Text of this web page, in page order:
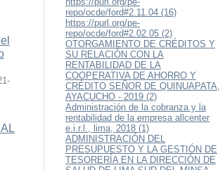
repo/ocde/ford#2.11.04 (16)
https://purl.org/pe-
repo/ocde/ford#2.02.05 (2)
OTORGAMIENTO DE CRÉDITOS Y
SU RELACIÓN CON LA
RENTABILIDAD DE LA
COOPERATIVA DE AHORRO Y
CRÉDITO SEÑOR DE QUINUAPATA,
AYACUCHO - 2019 (2)
Administración de la cobranza y la
rentabilidad de la empresa allcenter
e.i.r.l., lima, 2018 (1)
ADMINISTRACIÓN DEL
PRESUPUESTO Y LA GESTIÓN DE
TESORERÍA EN LA DIRECCIÓN DE